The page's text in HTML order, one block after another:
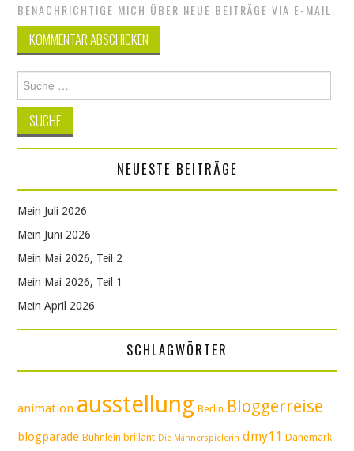
BENACHRICHTIGE MICH ÜBER NEUE BEITRÄGE VIA E-MAIL.
nach:
NEUESTE BEITRÄGE
Mein Juli 2026
Mein Juni 2026
Mein Mai 2026, Teil 2
Mein Mai 2026, Teil 1
Mein April 2026
SCHLAGWÖRTER
animation ausstellung Berlin Bloggerreise
blogparade Bühnlein brillant Die Männerspielerin dmy11 Dänemark